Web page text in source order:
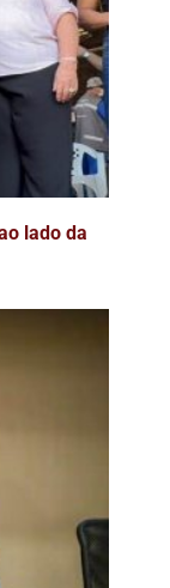
lado da